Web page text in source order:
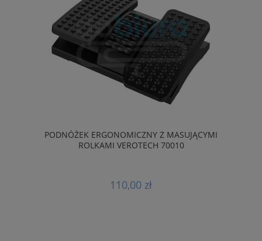
PODNÓŻEK ERGONOMICZNY Z MASUJĄCYMI
ROLKAMI VEROTECH 70010
110,00 zł